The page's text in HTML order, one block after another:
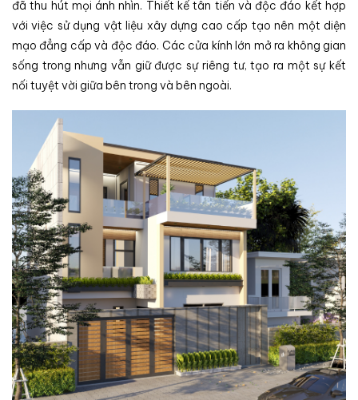
đã thu hút mọi ánh nhìn. Thiết kế tân tiến và độc đáo kết hợp
với việc sử dụng vật liệu xây dựng cao cấp tạo nên một diện
mạo đẳng cấp và độc đáo. Các cửa kính lớn mở ra không gian
sống trong nhưng vẫn giữ được sự riêng tư, tạo ra một sự kết
nối tuyệt vời giữa bên trong và bên ngoài.